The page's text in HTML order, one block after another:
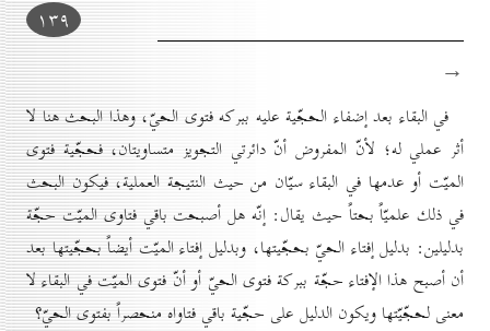
۱۳۹
→
في البقاء بعد إضفاء الحجّية عليه ببركه فتوى الحيّ، وهذا البحث هنا لا
أثر عملي له؛ لأنّ المفروض أنّ دائرتي التجويز متساويتان، فحجّية فتوى
الميّت أو عدمها في البقاء سيّان من حيث النتيجة العملية، فيكون البحث
في ذلك علميّاً بحتاً حيث يقال: إنّه هل أصبحت باقي فتاوى الميّت حجّة
بدليلين: بدليل إفتاء الحيّ بحجّيتها، وبدليل إفتاء الميّت أيضاً بحجّيتها بعد
أن أصبح هذا الإفتاء حجّة ببركة فتوى الحيّ أو أنّ فتوى الميّت في البقاء لا
معنى لحجّيّتها ويكون الدليل على حجّية باقي فتاواه منحصراً بفتوى الحيّ؟